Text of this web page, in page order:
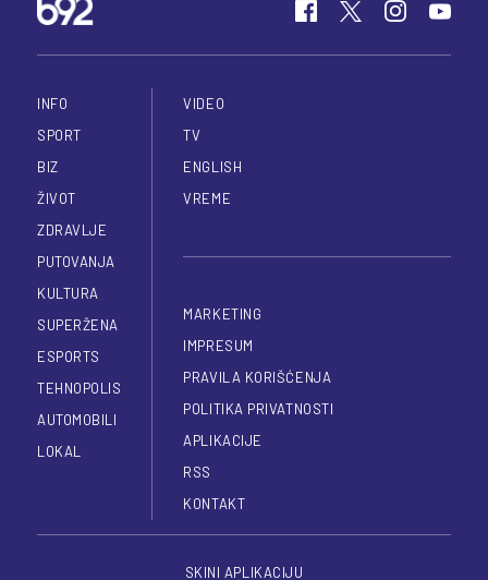
INFO
SPORT
BIZ
ŽIVOT
ZDRAVLJE
PUTOVANJA
KULTURA
SUPERŽENA
ESPORTS
TEHNOPOLIS
AUTOMOBILI
LOKAL
VIDEO
TV
ENGLISH
VREME
MARKETING
IMPRESUM
PRAVILA KORIŠĆENJA
POLITIKA PRIVATNOSTI
APLIKACIJE
RSS
KONTAKT
SKINI APLIKACIJU